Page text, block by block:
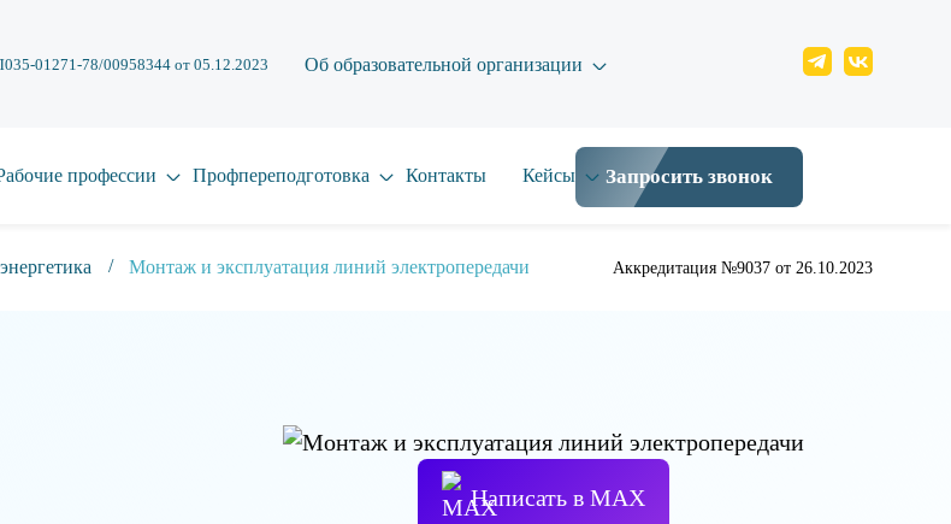
01271-78/00958344 от 05.12.2023 Об образовательной организации
профессии Профпереподготовка Контакты Кейсы Запросить звонок
Монтаж и эксплуатация линий электропередачи Аккредитация №9037 от 26.10.2023
Написать в МАХ